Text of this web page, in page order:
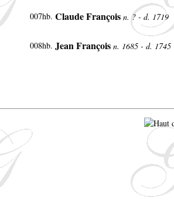
007hb. Claude François n. ? - d. 1719
008hb. Jean François n. 1685 - d. 1745